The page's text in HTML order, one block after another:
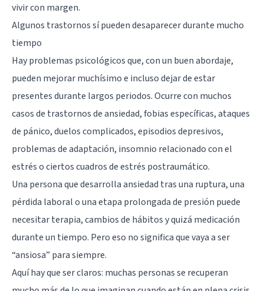
vivir con margen.
Algunos trastornos sí pueden desaparecer durante mucho
tiempo
Hay problemas psicológicos que, con un buen abordaje,
pueden mejorar muchísimo e incluso dejar de estar
presentes durante largos periodos. Ocurre con muchos
casos de trastornos de ansiedad, fobias específicas, ataques
de pánico, duelos complicados, episodios depresivos,
problemas de adaptación, insomnio relacionado con el
estrés o ciertos cuadros de estrés postraumático.
Una persona que desarrolla ansiedad tras una ruptura, una
pérdida laboral o una etapa prolongada de presión puede
necesitar terapia, cambios de hábitos y quizá medicación
durante un tiempo. Pero eso no significa que vaya a ser
“ansiosa” para siempre.
Aquí hay que ser claros: muchas personas se recuperan